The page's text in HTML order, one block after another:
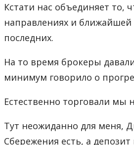
Кстати нас объединяет то,
направлениях и ближайшей
последних.
На то время брокеры
минимум говорило о
Естественно торговали мы
Тут неожиданно для меня,
Сбережения есть, а